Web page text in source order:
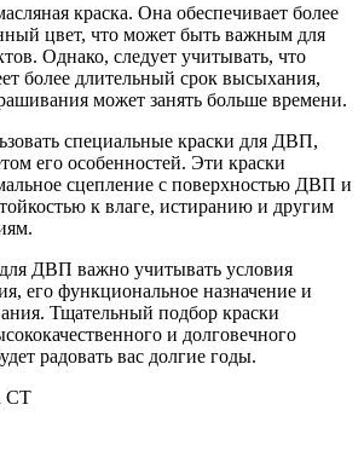
краска. Она обеспечивает более
цвет, что может быть важным для
Однако, следует учитывать, что
более длительный срок высыхания,
может занять больше времени.
специальные краски для ДВП,
его особенностей. Эти краски
сцепление с поверхностью ДВП и
к влаге, истиранию и другим
ДВП важно учитывать условия
его функциональное назначение и
Тщательный подбор краски
и долговечного
радовать вас долгие годы.